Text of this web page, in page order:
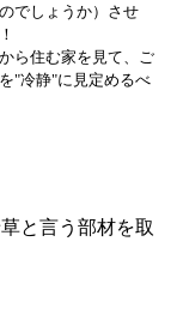
でしょうか）させ
ら住む家を見て、ご
"冷静"に見定めるべ
と言う部材を取